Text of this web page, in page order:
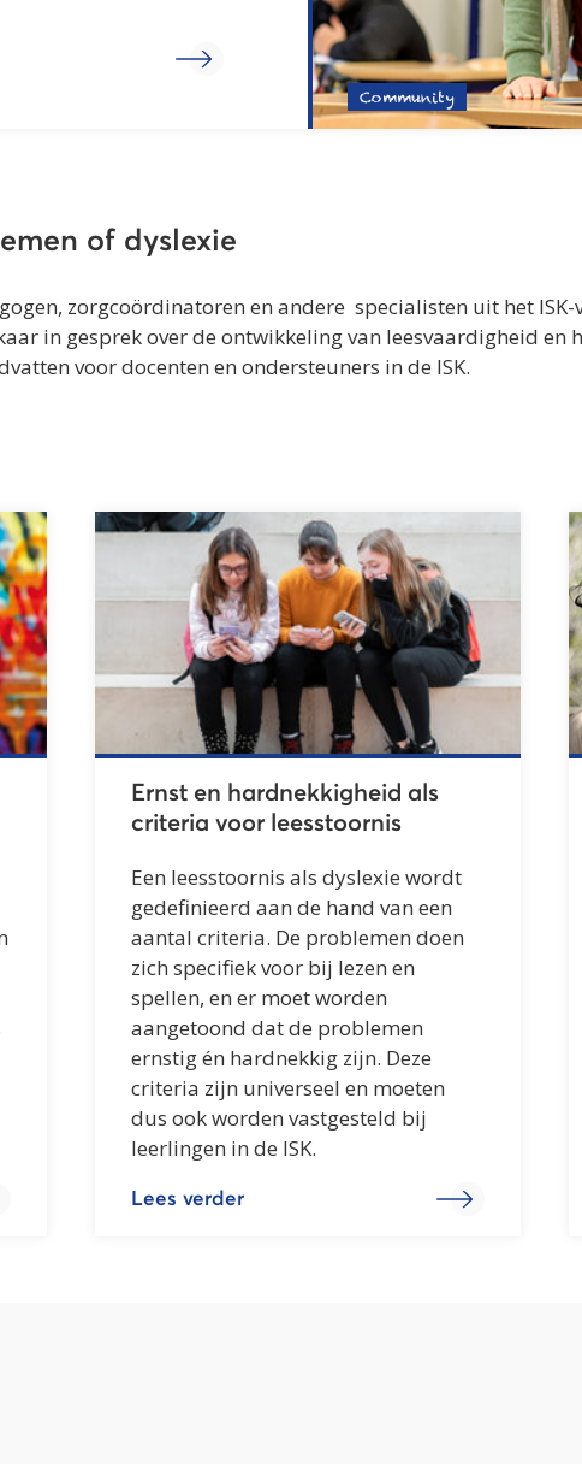
Community
of dyslexie
zorgcoördinatoren en andere specialisten uit het
in gesprek over de ontwikkeling van leesvaardigheid en
voor docenten en ondersteuners in de ISK.
Ernst en hardnekkigheid als
criteria voor leesstoornis
Een leesstoornis als dyslexie wordt
gedefinieerd aan de hand van een
aantal criteria. De problemen doen
zich specifiek voor bij lezen en
spellen, en er moet worden
aangetoond dat de problemen
ernstig én hardnekkig zijn. Deze
criteria zijn universeel en moeten
dus ook worden vastgesteld bij
leerlingen in de ISK.
Lees verder